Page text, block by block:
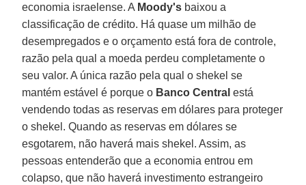
economia israelense. A Moody's baixou a
classificação de crédito. Há quase um milhão de
desempregados e o orçamento está fora de controle,
razão pela qual a moeda perdeu completamente o
seu valor. A única razão pela qual o shekel se
mantém estável é porque o Banco Central está
vendendo todas as reservas em dólares para proteger
o shekel. Quando as reservas em dólares se
esgotarem, não haverá mais shekel. Assim, as
pessoas entenderão que a economia entrou em
colapso, que não haverá investimento estrangeiro